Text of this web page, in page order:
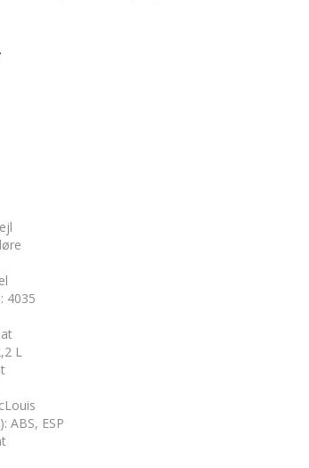
: 4035
L
: ABS, ESP